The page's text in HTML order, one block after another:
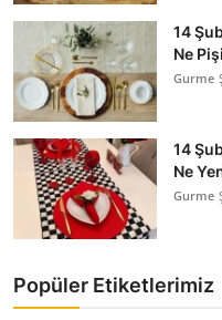
14
Ne
Gurme
14
Ne
Gurme
Popüler Etiketlerimiz